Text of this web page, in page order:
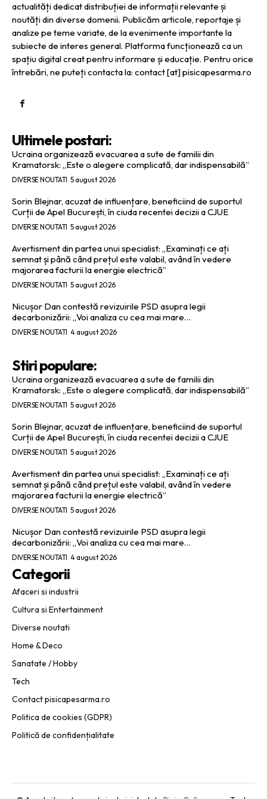
actualități dedicat distribuției de informații relevante și
noutăți din diverse domenii. Publicăm articole, reportaje și
analize pe teme variate, de la evenimente importante la
subiecte de interes general. Platforma funcționează ca un
spațiu digital creat pentru informare și educație. Pentru orice
întrebări, ne puteți contacta la: contact [at] pisicapesarma.ro
Ultimele postari:
Ucraina organizează evacuarea a sute de familii din
Kramatorsk: „Este o alegere complicată, dar indispensabilă”
DIVERSE NOUTATI 5 august 2026
Sorin Blejnar, acuzat de influențare, beneficiind de suportul
Curții de Apel București, în ciuda recentei decizii a CJUE
DIVERSE NOUTATI 5 august 2026
Avertisment din partea unui specialist: „Examinați ce ați
semnat și până când prețul este valabil, având în vedere
majorarea facturii la energie electrică”
DIVERSE NOUTATI 5 august 2026
Nicușor Dan contestă revizuirile PSD asupra legii
decarbonizării: „Voi analiza cu cea mai mare…
DIVERSE NOUTATI 4 august 2026
Stiri populare:
Ucraina organizează evacuarea a sute de familii din
Kramatorsk: „Este o alegere complicată, dar indispensabilă”
DIVERSE NOUTATI 5 august 2026
Sorin Blejnar, acuzat de influențare, beneficiind de suportul
Curții de Apel București, în ciuda recentei decizii a CJUE
DIVERSE NOUTATI 5 august 2026
Avertisment din partea unui specialist: „Examinați ce ați
semnat și până când prețul este valabil, având în vedere
majorarea facturii la energie electrică”
DIVERSE NOUTATI 5 august 2026
Nicușor Dan contestă revizuirile PSD asupra legii
decarbonizării: „Voi analiza cu cea mai mare…
DIVERSE NOUTATI 4 august 2026
Categorii
Afaceri si industrii
Cultura si Entertainment
Diverse noutati
Home & Deco
Sanatate / Hobby
Tech
Contact pisicapesarma.ro
Politica de cookies (GDPR)
Politică de confidențialitate